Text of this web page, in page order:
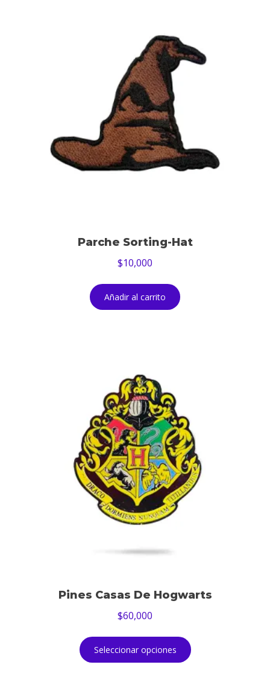
Parche Sorting-Hat
$10,000
Añadir al carrito
Pines Casas De Hogwarts
$60,000
Seleccionar opciones